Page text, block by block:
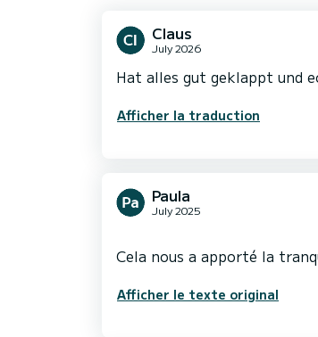
Claus
July 2026
Hat alles gut geklappt und
Afficher la traduction
Paula
July 2025
Afficher le texte original